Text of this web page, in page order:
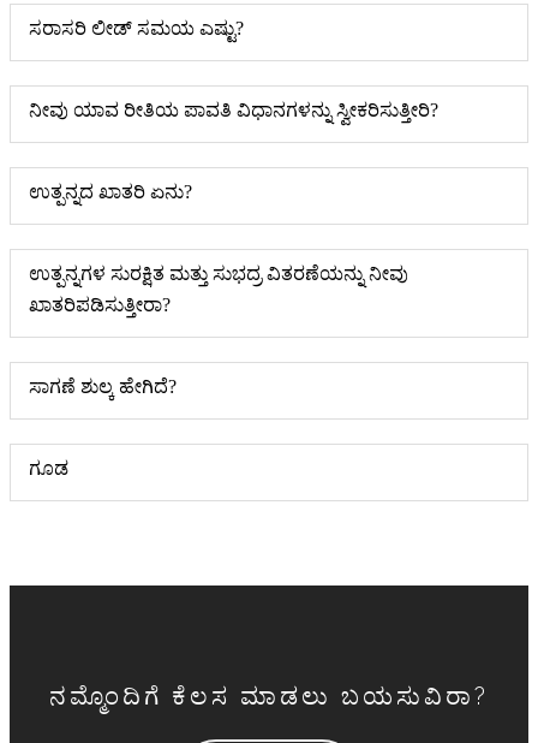
ಸರಾಸರಿ ಲೀಡ್ ಸಮಯ ಎಷ್ಟು?
ನೀವು ಯಾವ ರೀತಿಯ ಪಾವತಿ ವಿಧಾನಗಳನ್ನು ಸ್ವೀಕರಿಸುತ್ತೀರಿ?
ಉತ್ಪನ್ನದ ಖಾತರಿ ಏನು?
ಉತ್ಪನ್ನಗಳ ಸುರಕ್ಷಿತ ಮತ್ತು ಸುಭದ್ರ ವಿತರಣೆಯನ್ನು ನೀವು
ಖಾತರಿಪಡಿಸುತ್ತೀರಾ?
ಸಾಗಣೆ ಶುಲ್ಕ ಹೇಗಿದೆ?
ಗೂಡ
ನಮ್ಮೊಂದಿಗೆ ಕೆಲಸ ಮಾಡಲು ಬಯಸುವಿರಾ?